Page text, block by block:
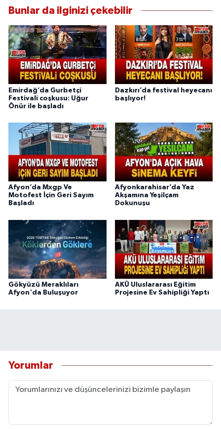
Bunlar da ilginizi çekebilir
Emirdağ’da Gurbetçi
Festivali coşkusu: Uğur
Önür ile başladı
Dazkırı’da festival heyecanı
başlıyor!
Afyon’da Mxgp Ve
Motofest İçin Geri Sayım
Başladı
Afyonkarahisar’da Yaz
Akşamına Yeşilçam
Dokunuşu
Gökyüzü Meraklıları
Afyon'da Buluşuyor
AKÜ Uluslararası Eğitim
Projesine Ev Sahipliği Yaptı
Yorumlar